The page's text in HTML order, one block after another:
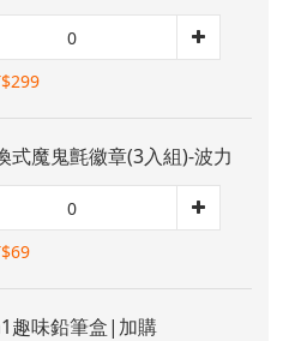
式魔鬼氈徽章(3入組)-波力
趣味鉛筆盒|加購